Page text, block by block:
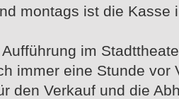
montags ist die Kasse
im
immer eine Stunde vor
den Verkauf und die